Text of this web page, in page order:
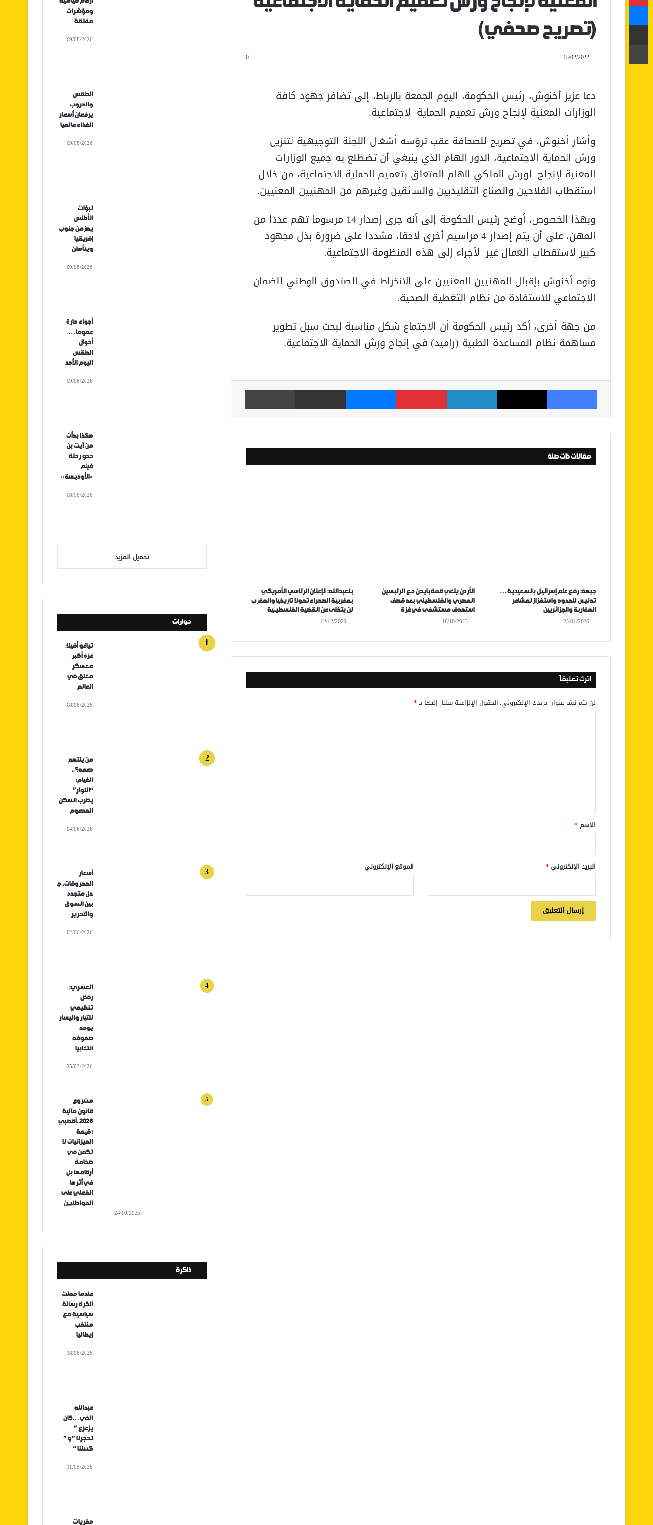
(تصريح صحفي)
18/02/2022
0
دعا عزيز أخنوش، رئيس الحكومة، اليوم الجمعة بالرباط، إلى تضافر جهود كافة
الوزارات المعنية لإنجاح ورش تعميم الحماية الاجتماعية.
وأشار أخنوش، في تصريح للصحافة عقب ترؤسه أشغال اللجنة التوجيهية لتنزيل
ورش الحماية الاجتماعية، الدور الهام الذي ينبغي أن تضطلع به جميع الوزارات
المعنية لإنجاح الورش الملكي الهام المتعلق بتعميم الحماية الاجتماعية، من خلال
استقطاب الفلاحين والصناع التقليديين والسائقين وغيرهم من المهنيين المعنيين.
وبهذا الخصوص، أوضح رئيس الحكومة إلى أنه جرى إصدار 14 مرسوما تهم عددا من
المهن، على أن يتم إصدار 4 مراسيم أخرى لاحقا، مشددا على ضرورة بذل مجهود
كبير لاستقطاب العمال غير الأجراء إلى هذه المنظومة الاجتماعية.
ونوه أخنوش بإقبال المهنيين المعنيين على الانخراط في الصندوق الوطني للضمان
الاجتماعي للاستفادة من نظام التغطية الصحية.
من جهة أخرى، أكد رئيس الحكومة أن الاجتماع شكل مناسبة لبحث سبل تطوير
مساهمة نظام المساعدة الطبية (راميد) في إنجاح ورش الحماية الاجتماعية.
فيسبوك ‫X لينكدإن بينتيريست ماسنجر مشاركة عبر البريد
مقالات ذات صلة
جبهة: رفع علم إسرائيل بالسعيدية…
تدنيس للحدود واستفزاز لمشاعر
المغاربة والجزائريين
23/01/2026
الأردن يلغي قمة بايدن مع الرئيسين
المصري والفلسطيني بعد قصف
استهدف مستشفى في غزة
18/10/2023
بنعبدالله: الإعلان الرئاسي الأمريكي
بمغربية الصحراء تحولا تاريخيا والمغرب
لن يتخلى عن القضية الفلسطينية
12/12/2020
اترك تعليقاً
لن يتم نشر عنوان بريدك الإلكتروني. الحقول الإلزامية مشار إليها بـ*
*
الاسم *
البريد الإلكتروني * الموقع الإلكتروني
ومؤشرات
مقلقة
09/08/2026
الطقس
والحروب
يرفعان أسعار
الغذاء عالميا
09/08/2026
لبؤات
الأطلس
يهزمن جنوب
إفريقيا
ويتأهلن
09/08/2026
أجواء حارة
عموما…
أحوال
الطقس
اليوم الأحد
09/08/2026
هكذا بدأت
من آيت بن
حدو رحلة
فيلم
«الأوديسة»
08/08/2026
تحميل المزيد
حوارات
تياغو أفيلا:
غزة أكبر
معسكر
مغلق في
العالم
08/06/2026
من يلتهم
دعمه؟..
الغيام:
“النوار”
يضرب السكن
المدعوم
04/06/2026
أسعار
المحروقات..ج
دل متجدد
بين السوق
والتحرير
02/06/2026
العسري:
رفض
تنظيمي
للتيار واليسار
يوحد
صفوفه
انتخابيا
25/03/2026
مشروع
قانون مالية
2026..أقصبي
: قيمة
الميزانيات لا
تكمن في
ضخامة
أرقامها بل
في أثرها
الفعلي على
المواطنيين
24/10/2025
ذاكرة
عندما حملت
الكرة رسالة
سياسية مع
منتخب
إيطاليا
13/06/2026
عبدالله
الذي…كان
يزعزع ”
تحجرنا ” و ”
كسلنا “
11/05/2026
حفريات